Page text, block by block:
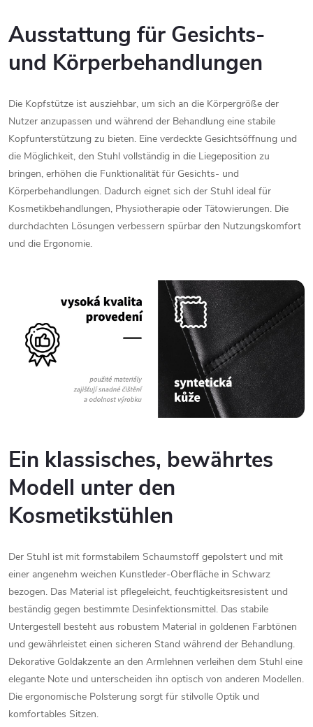
Ausstattung für Gesichts-
und Körperbehandlungen
Die Kopfstütze ist ausziehbar, um sich an die Körpergröße der
Nutzer anzupassen und während der Behandlung eine stabile
Kopfunterstützung zu bieten. Eine verdeckte Gesichtsöffnung und
die Möglichkeit, den Stuhl vollständig in die Liegeposition zu
bringen, erhöhen die Funktionalität für Gesichts- und
Körperbehandlungen. Dadurch eignet sich der Stuhl ideal für
Kosmetikbehandlungen, Physiotherapie oder Tätowierungen. Die
durchdachten Lösungen verbessern spürbar den Nutzungskomfort
und die Ergonomie.
Ein klassisches, bewährtes
Modell unter den
Kosmetikstühlen
Der Stuhl ist mit formstabilem Schaumstoff gepolstert und mit
einer angenehm weichen Kunstleder-Oberfläche in Schwarz
bezogen. Das Material ist pflegeleicht, feuchtigkeitsresistent und
beständig gegen bestimmte Desinfektionsmittel. Das stabile
Untergestell besteht aus robustem Material in goldenen Farbtönen
und gewährleistet einen sicheren Stand während der Behandlung.
Dekorative Goldakzente an den Armlehnen verleihen dem Stuhl eine
elegante Note und unterscheiden ihn optisch von anderen Modellen.
Die ergonomische Polsterung sorgt für stilvolle Optik und
komfortables Sitzen.